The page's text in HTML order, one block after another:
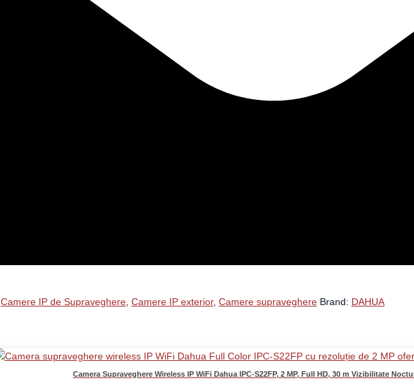
Camere IP de Supraveghere Camere IP exterior, Camere supraveghere Brand: DAHUA
Camera Supraveghere Wireless IP WiFi Dahua IPC-S22FP, 2 MP, Full HD, 30 m Vizibilitate